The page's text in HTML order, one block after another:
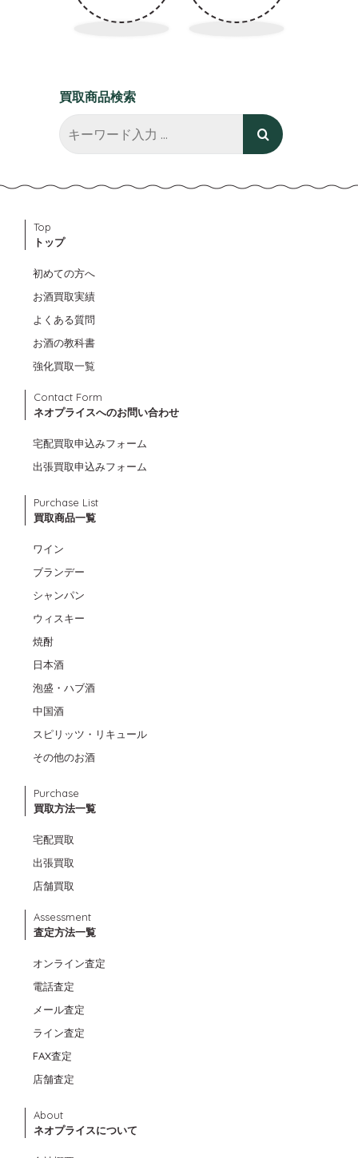
買取商品検索
Top
トップ
初めての方へ
お酒買取実績
よくある質問
お酒の教科書
強化買取一覧
Contact Form
ネオプライスへのお問い合わせ
宅配買取申込みフォーム
出張買取申込みフォーム
Purchase List
買取商品一覧
ワイン
ブランデー
シャンパン
ウィスキー
焼酎
日本酒
泡盛・ハブ酒
中国酒
スピリッツ・リキュール
その他のお酒
Purchase
買取方法一覧
宅配買取
出張買取
店舗買取
Assessment
査定方法一覧
オンライン査定
電話査定
メール査定
ライン査定
FAX査定
店舗査定
About
ネオプライスについて